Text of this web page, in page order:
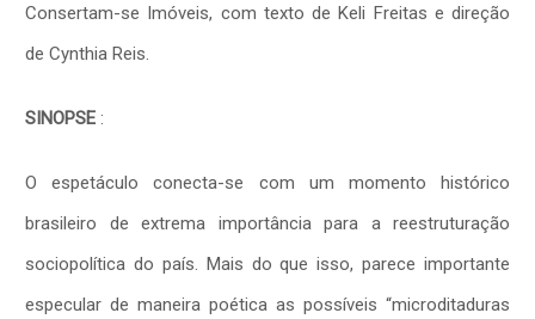
Consertam-se Imóveis, com texto de Keli Freitas e direção
de Cynthia Reis.
SINOPSE :
O espetáculo conecta-se com um momento histórico
brasileiro de extrema importância para a reestruturação
sociopolítica do país. Mais do que isso, parece importante
especular de maneira poética as possíveis “microditaduras